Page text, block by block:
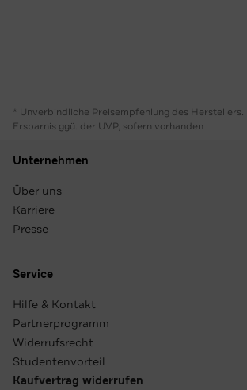
* Unverbindliche Preisempfehlung des Herstellers.
Ersparnis ggü. der UVP, sofern vorhanden
Unternehmen
Über uns
Karriere
Presse
Service
Hilfe & Kontakt
Partnerprogramm
Widerrufsrecht
Studentenvorteil
Kaufvertrag widerrufen